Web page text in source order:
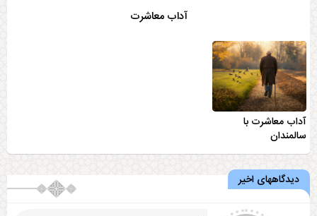
آداب معاشرت
آداب معاشرت با
سالمندان
دیدگاههای اخیر